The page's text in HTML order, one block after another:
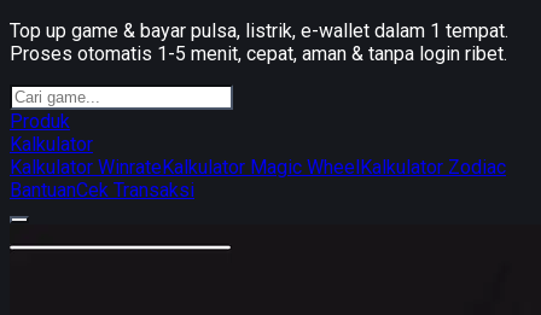
Top up game & bayar pulsa, listrik, e-wallet dalam 1 tempat.
Proses otomatis 1-5 menit, cepat, aman & tanpa login ribet.
Produk
Kalkulator
Kalkulator WinrateKalkulator Magic WheelKalkulator Zodiac
BantuanCek Transaksi